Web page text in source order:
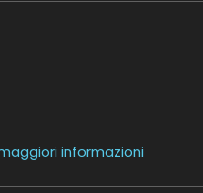
informazioni